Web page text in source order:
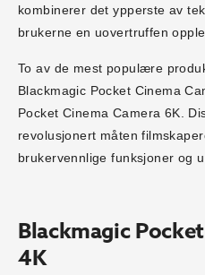
kombinerer det ypperste av
brukerne en uovertruffen
To av de mest populære
Blackmagic Pocket Cinema
Pocket Cinema Camera 6K.
revolusjonert måten
brukervennlige funksjoner og
Blackmagic
4K